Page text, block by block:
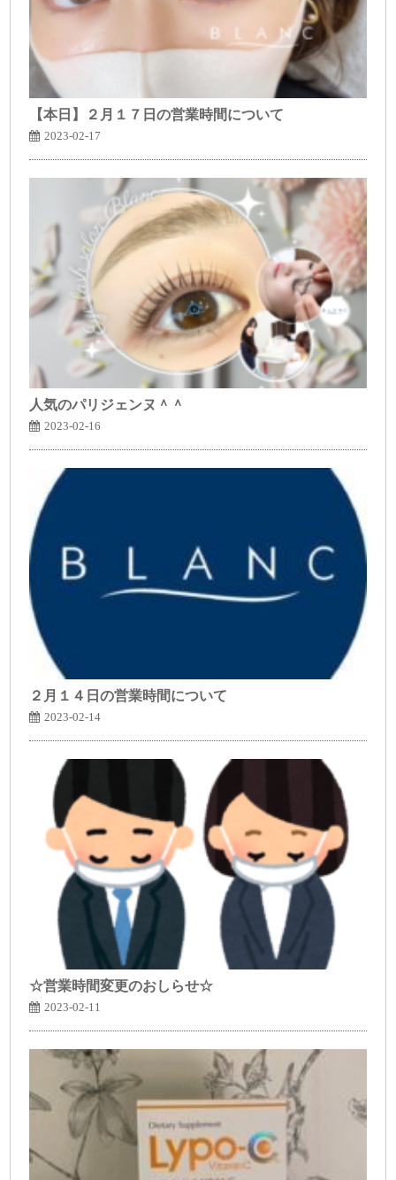
【本日】２月１７日の営業時間について
2023-02-17
人気のパリジェンヌ＾＾
2023-02-16
２月１４日の営業時間について
2023-02-14
☆営業時間変更のおしらせ☆
2023-02-11